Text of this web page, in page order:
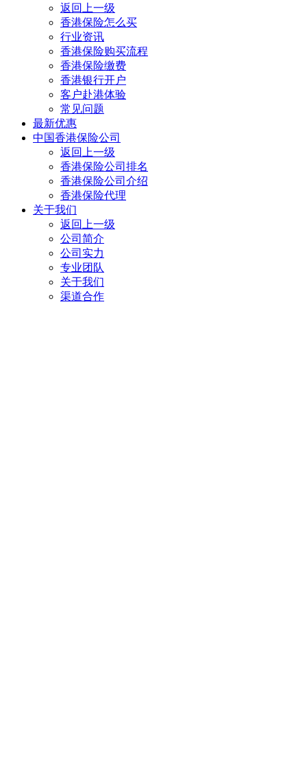
返回上一级
香港保险怎么买
行业资讯
香港保险购买流程
香港保险缴费
香港银行开户
客户赴港体验
常见问题
最新优惠
中国香港保险公司
返回上一级
香港保险公司排名
香港保险公司介绍
香港保险代理
关于我们
返回上一级
公司简介
公司实力
专业团队
关于我们
渠道合作